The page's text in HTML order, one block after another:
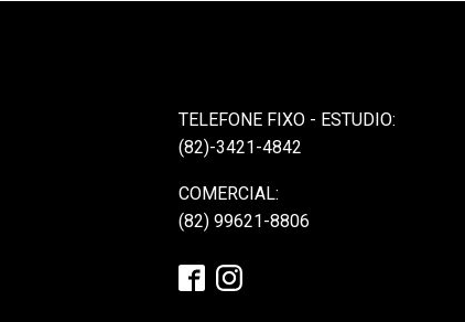
TELEFONE FIXO - ESTUDIO:
(82)-3421-4842
COMERCIAL:
(82) 99621-8806